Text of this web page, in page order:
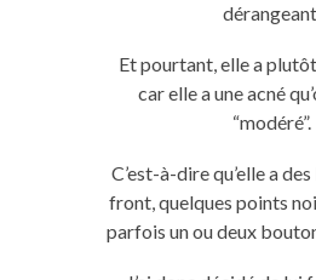
Et pourtant, elle a
car elle a une acné
“modéré”.
C’est-à-dire qu’elle a
front, quelques points
parfois un ou deux